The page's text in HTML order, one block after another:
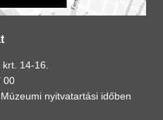
14-16.
00
Múzeumi nyitvatartási időben